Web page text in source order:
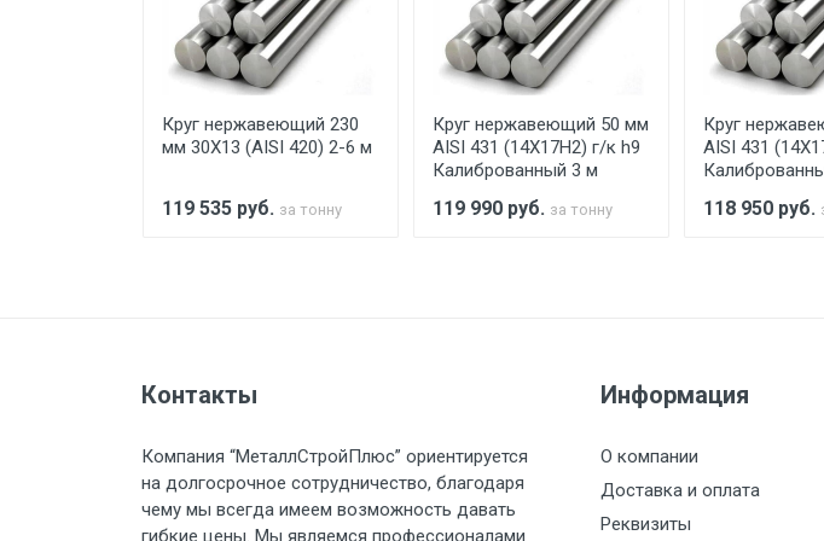
При доставке товара, Клиент заранее обязан обеспечить
предоставляется не более 2-х часов.
Стоимость доставки по РФ рассчитывается индивидуально.
Груз до 6 м, вес до 2 тн 6500 с НДС
Груз до 6 м, вес до 3 тн 7500 с НДС
Груз до 6 м, вес до 5 тн 9000 с НДС
Круг нержавеющий 230
мм 30Х13 (AISI 420) 2-6 м
119 535 руб. за тонну
Круг нержавеющий 50 мм
AISI 431 (14Х17Н2) г/к h9
Калиброванный 3 м
119 990 руб. за тонну
Круг
AISI 431
118 950 руб.
Контакты
Компания “МеталлСтройПлюс” ориентируется
на долгосрочное сотрудничество, благодаря
чему мы всегда имеем возможность давать
гибкие цены. Мы являемся профессионалами
Информация
О компании
Доставка и оплата
Реквизиты